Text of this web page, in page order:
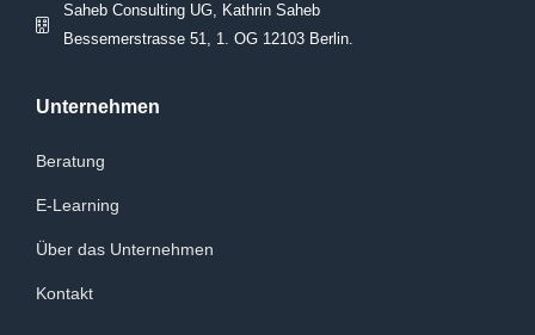
Saheb Consulting UG, Kathrin Saheb
Bessemerstrasse 51, 1. OG 12103 Berlin.
Unternehmen
Beratung
E-Learning
Über das Unternehmen
Kontakt